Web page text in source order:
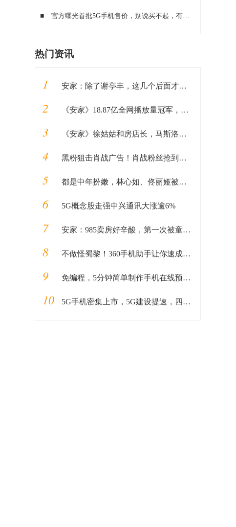
■ 官方曝光首批5G手机售价，别说买不起，有反转！
热门资讯
1 安家：除了谢亭丰，这几个后面才出现的老戏骨，比孙俪演得还出彩
2 《安家》18.87亿全网播放量冠军，狼与羊能共处一室吗？
3 《安家》徐姑姑和房店长，马斯洛需求层次理论决定人追钱或钱追人
4 黑粉狙击肖战广告！肖战粉丝抢到断货，顶流实力让品牌方成赢家
5 都是中年扮嫩，林心如、佟丽娅被嘲大妈，但是她凭什么被大家喜欢
6 5G概念股走强中兴通讯大涨逾6%
7 安家：985卖房好辛酸，第一次被童星出道的张晓谦演技感动落泪
8 不做怪蜀黎！360手机助手让你速成好蜀黍
9 免编程，5分钟简单制作手机在线预约APP
10 5G手机密集上市，5G建设提速，四大领域迎全面机会丨牛熊眼